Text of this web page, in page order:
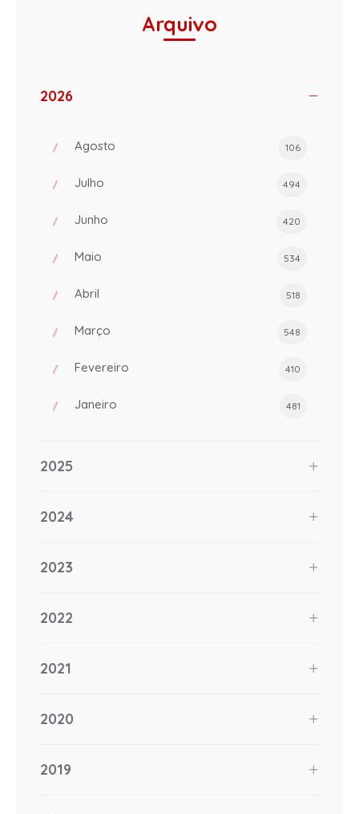
Arquivo
2026
Agosto 106
Julho 494
Junho 420
Maio 534
Abril 518
Março 548
Fevereiro 410
Janeiro 481
2025
2024
2023
2022
2021
2020
2019